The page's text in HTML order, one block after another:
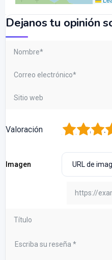
Dejanos tu opinión
Valoración 4
3
2
Imagen